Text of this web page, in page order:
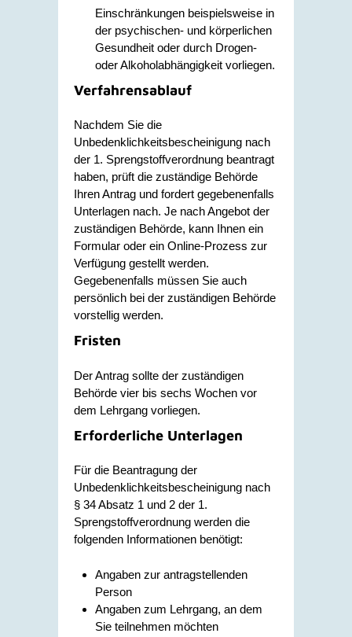
Einschränkungen beispielsweise in
der psychischen- und körperlichen
Gesundheit oder durch Drogen-
oder Alkoholabhängigkeit vorliegen.
Verfahrensablauf
Nachdem Sie die
Unbedenklichkeitsbescheinigung nach
der 1. Sprengstoffverordnung beantragt
haben, prüft die zuständige Behörde
Ihren Antrag und fordert gegebenenfalls
Unterlagen nach. Je nach Angebot der
zuständigen Behörde, kann Ihnen ein
Formular oder ein Online-Prozess zur
Verfügung gestellt werden.
Gegebenenfalls müssen Sie auch
persönlich bei der zuständigen Behörde
vorstellig werden.
Fristen
Der Antrag sollte der zuständigen
Behörde vier bis sechs Wochen vor
dem Lehrgang vorliegen.
Erforderliche Unterlagen
Für die Beantragung der
Unbedenklichkeitsbescheinigung nach
§ 34 Absatz 1 und 2 der 1.
Sprengstoffverordnung werden die
folgenden Informationen benötigt:
Angaben zur antragstellenden
Person
Angaben zum Lehrgang, an dem
Sie teilnehmen möchten